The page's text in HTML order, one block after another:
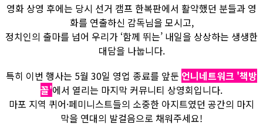
영화 상영 후에는 당시 선거 캠프 한복판에서 활약했던 분들과 영
화를 연출하신 감독님을 모시고,
정치인의 출마를 넘어 우리가 ‘함께 뛰는’ 내일을 상상하는 생생한
대담을 나눕니다.
특히 이번 행사는 5월 30일 영업 종료를 앞둔 언니네트워크 '책방
꼴'에서 열리는 마지막 커뮤니티 상영회입니다.
마포 지역 퀴어·페미니스트들의 소중한 아지트였던 공간의 마지
막을 연대의 발걸음으로 채워주세요!